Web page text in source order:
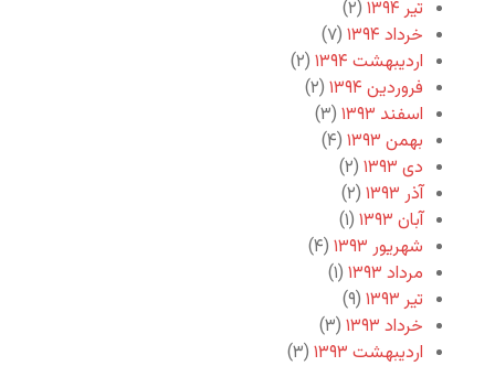
تیر ۱۳۹۴
(۲)
خرداد ۱۳۹۴
(۷)
اردیبهشت ۱۳۹۴
(۲)
فروردین ۱۳۹۴
(۲)
اسفند ۱۳۹۳
(۳)
بهمن ۱۳۹۳
(۴)
دی ۱۳۹۳
(۲)
آذر ۱۳۹۳
(۲)
آبان ۱۳۹۳
(۱)
شهریور ۱۳۹۳
(۴)
مرداد ۱۳۹۳
(۱)
تیر ۱۳۹۳
(۹)
خرداد ۱۳۹۳
(۳)
اردیبهشت ۱۳۹۳
(۳)